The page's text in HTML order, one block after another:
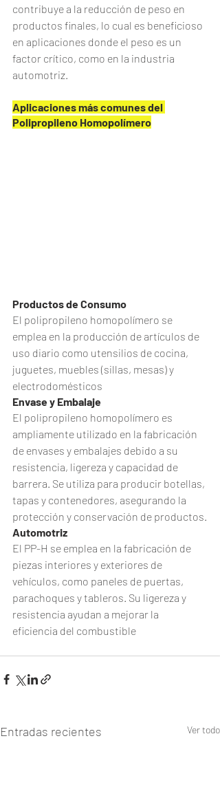
contribuye a la reducción de peso en
productos finales, lo cual es beneficioso
en aplicaciones donde el peso es un
factor crítico, como en la industria
automotriz.
Aplicaciones más comunes del
Polipropileno Homopolímero
Productos de Consumo
El polipropileno homopolímero se
emplea en la producción de artículos de
uso diario como utensilios de cocina,
juguetes, muebles (sillas, mesas) y
electrodomésticos
Envase y Embalaje
El polipropileno homopolímero es
ampliamente utilizado en la fabricación
de envases y embalajes debido a su
resistencia, ligereza y capacidad de
barrera. Se utiliza para producir botellas,
tapas y contenedores, asegurando la
protección y conservación de productos.
Automotriz
El PP-H se emplea en la fabricación de
piezas interiores y exteriores de
vehículos, como paneles de puertas,
parachoques y tableros. Su ligereza y
resistencia ayudan a mejorar la
eficiencia del combustible
Entradas recientes Ver todo